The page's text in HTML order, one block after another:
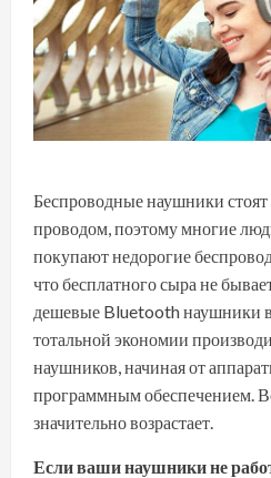
Беспроводные наушники
проводом, поэтому многие
покупают недорогие
что бесплатного сыра не
дешевые Bluetooth наушники
тотальной экономии
наушников, начиная от
программным обеспечением.
значительно возрастает.
Если ваши наушники не